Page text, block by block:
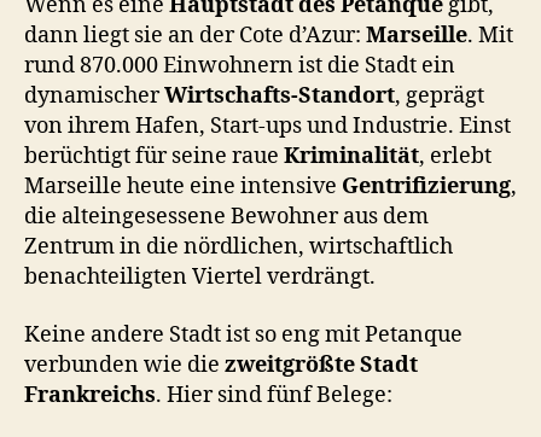
Wenn es eine Hauptstadt des Pétanquegibt,
dann liegt sie an der Cote d’Azur: Marseille. Mit
rund 870.000 Einwohnern ist die Stadt ein
dynamischerWirtschafts-Standort, geprägt
von ihrem Hafen, Start-ups und Industrie. Einst
berüchtigt für seine raue Kriminalität, erlebt
Marseille heute eine intensive Gentrifizierung,
die alteingesessene Bewohner aus dem
Zentrum in die nördlichen, wirtschaftlich
benachteiligten Viertel verdrängt.
Keine andere Stadt ist so eng mit Petanque
verbunden wie die zweitgrößte Stadt
Frankreichs. Hier sind fünf Belege: